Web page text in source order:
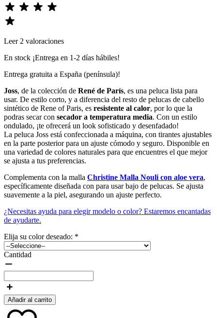
Leer 2 valoraciones
En stock ¡Entrega en 1-2 días hábiles!
Entrega gratuita a España (península)!
Joss, de la colección de René de París, es una peluca lista para
usar. De estilo corto, y a diferencia del resto de pelucas de cabello
sintético de Rene of Paris, es resistente al calor, por lo que la
podras secar con secador a temperatura media. Con un estilo
ondulado, ¡te ofrecerá un look sofisticado y desenfadado!
La peluca Joss está confeccionada a máquina, con tirantes ajustables
en la parte posterior para un ajuste cómodo y seguro. Disponible en
una variedad de colores naturales para que encuentres el que mejor
se ajusta a tus preferencias.
Complementa con la malla Christine Malla Nouli con aloe vera,
específicamente diseñada con para usar bajo de pelucas. Se ajusta
suavemente a la piel, asegurando un ajuste perfecto.
¿Necesitas ayuda para elegir modelo o color? Estaremos encantadas
de ayudarte.
Elija su color deseado: *
Cantidad
Añadir al carrito